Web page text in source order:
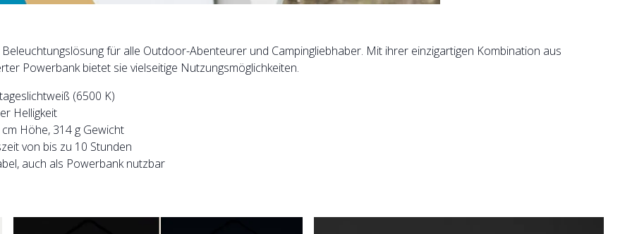
für alle Outdoor-Abenteurer und Campingliebhaber. Mit ihrer einzigartigen Kombination aus
Powerbank bietet sie vielseitige Nutzungsmöglichkeiten.
(6500 K)
Helligkeit
Höhe, 314 g Gewicht
von bis zu 10 Stunden
auch als Powerbank nutzbar